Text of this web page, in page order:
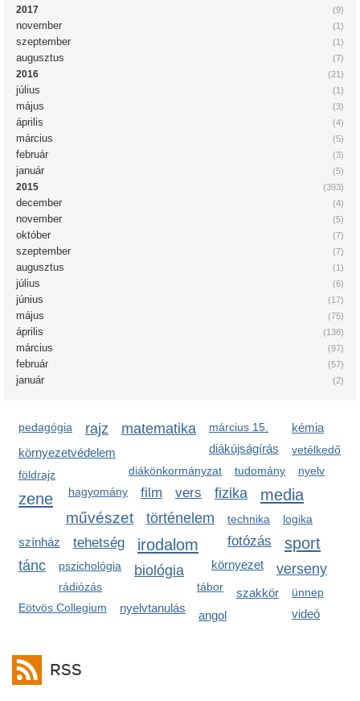
(9)
2017
(1)
november
(1)
szeptember
(7)
augusztus
(21)
2016
(1)
július
(3)
május
(4)
április
(5)
március
(3)
február
(5)
január
(393)
2015
(4)
december
(5)
november
(7)
október
(7)
szeptember
(1)
augusztus
(6)
július
(17)
június
(75)
május
(138)
április
(97)
március
(57)
február
(2)
január
pedagógia rajz matematika március 15.
diákújságírás
környezetvédelem
kémia
vetélkedő
diákönkormányzat
tudomány nyelv
földrajz
hagyomány
film vers fizika media
zene
művészet történelem technika logika
fotózás sport
színház tehetség irodalom
tánc pszichológia környezet verseny
biológia
rádiózás tábor szakkör
Eötvös Collegium
ünnep
nyelvtanulás videó
angol
RSS